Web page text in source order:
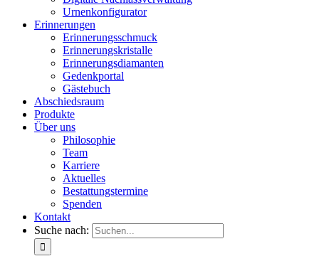
Urnenkonfigurator
Erinnerungen
Erinnerungsschmuck
Erinnerungskristalle
Erinnerungsdiamanten
Gedenkportal
Gästebuch
Abschiedsraum
Produkte
Über uns
Philosophie
Team
Karriere
Aktuelles
Bestattungstermine
Spenden
Kontakt
Suche nach: